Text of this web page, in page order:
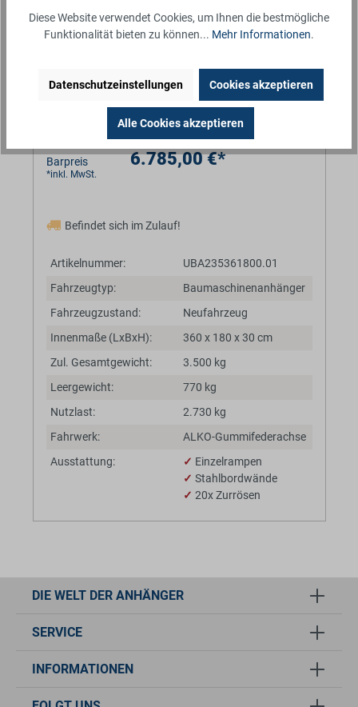
Barpreis 6.785,00 €*
*inkl. MwSt.
Befindet sich im Zulauf!
Artikelnummer:
UBA235361800.01
Fahrzeugtyp:
Baumaschinenanhänger
Fahrzeugzustand:
Neufahrzeug
Innenmaße (LxBxH):
360 x 180 x 30 cm
Zul. Gesamtgewicht:
3.500 kg
Leergewicht:
770 kg
Nutzlast:
2.730 kg
Fahrwerk:
ALKO-Gummifederachse
Ausstattung:
✓ Einzelrampen
✓ Stahlbordwände
✓ 20x Zurrösen
DIE WELT DER ANHÄNGER
SERVICE
INFORMATIONEN
Diese Website verwendet Cookies, um Ihnen die bestmögliche
Funktionalität bieten zu können... Mehr Informationen.
Datenschutzeinstellungen Cookies akzeptieren
Alle Cookies akzeptieren